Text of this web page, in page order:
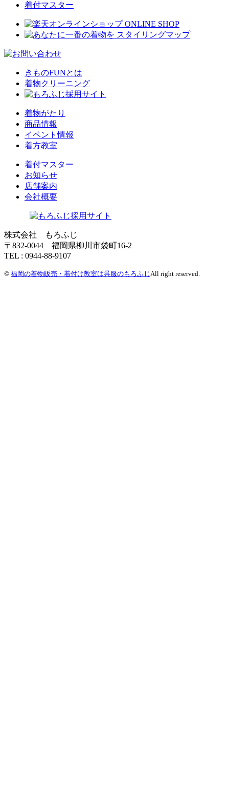
着付マスター
きものFUNとは
着物クリーニング
着物がたり
商品情報
イベント情報
着方教室
着付マスター
お知らせ
店舗案内
会社概要
株式会社 もろふじ
〒832-0044 福岡県柳川市袋町16-2
TEL : 0944-88-9107
© 福岡の着物販売・着付け教室は呉服のもろふじAll right reserved.